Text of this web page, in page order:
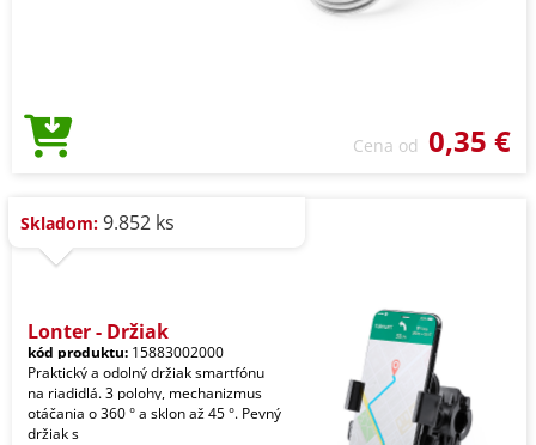
Cena od 0,35 €
Skladom: 9.852 ks
Lonter - Držiak
kód produktu: 15883002000
Praktický a odolný držiak smartfónu
na riadidlá. 3 polohy, mechanizmus
otáčania o 360 ° a sklon až 45 °. Pevný
držiak s